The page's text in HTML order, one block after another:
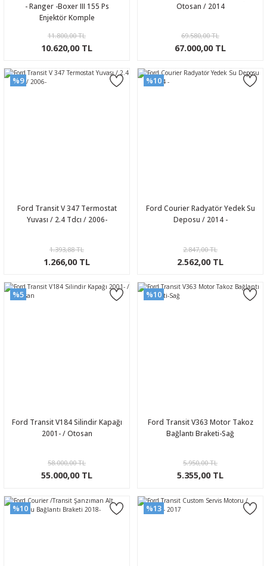
- Ranger -Boxer III 155 Ps
Enjektör Komple
11.800,00 TL
10.620,00 TL
Otosan / 2014
69.580,00 TL
67.000,00 TL
%9
Ford Transit V 347 Termostat
Yuvası / 2.4 Tdcı / 2006-
1.393,88 TL
1.266,00 TL
%10
Ford Courier Radyatör Yedek Su
Deposu / 2014 -
2.847,00 TL
2.562,00 TL
%5
Ford Transit V184 Silindir Kapağı
2001- / Otosan
58.000,00 TL
55.000,00 TL
%10
Ford Transit V363 Motor Takoz
Bağlantı Braketi-Sağ
5.950,00 TL
5.355,00 TL
%10 %13